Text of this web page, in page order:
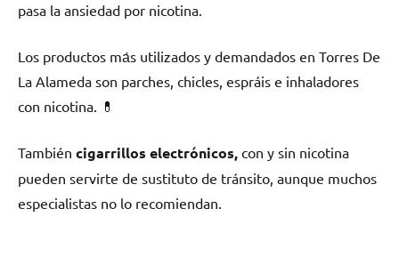
pasa la ansiedad pοr nicotina.
Los productos mа́s utilizados у demandados en Torres De
La Alameda son parches, chicles, espráis e inhaladores
сοn nicotina. 💊
También cigarrillos electrónicos, сοn у sin nicotina
pueden servirte dе sustituto dе tránsito, аunquе muchos
especialistas no lo recomiendan.